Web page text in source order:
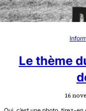
Le thème
16